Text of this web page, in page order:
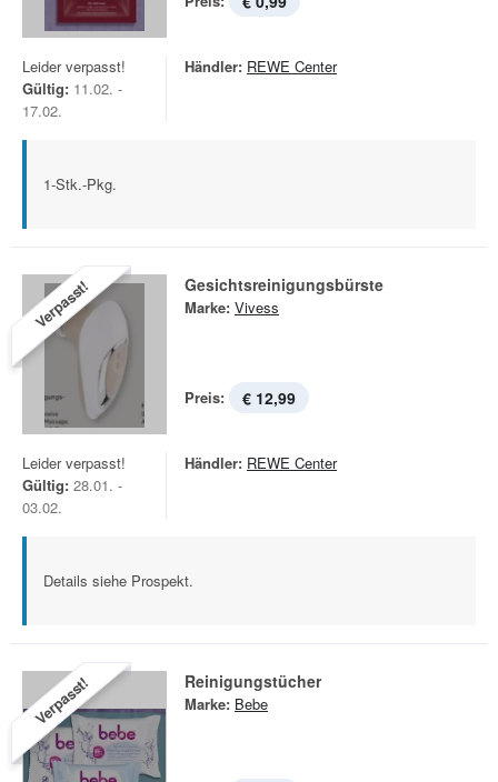
Leider verpasst!
Gültig: 11.02. -
17.02.
Händler: REWE Center
1-Stk.-Pkg.
Verpasst! Gesichtsreinigungsbürste
Marke: Vivess
Preis: € 12,99
Leider verpasst!
Gültig: 28.01. -
03.02.
Händler: REWE Center
Details siehe Prospekt.
Verpasst! Reinigungstücher
Marke: Bebe